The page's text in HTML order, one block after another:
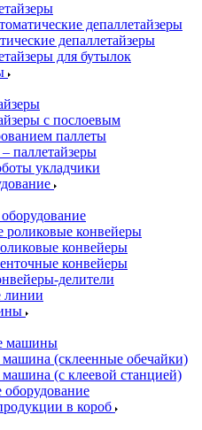
депаллетайзеры
депаллетайзеры
для бутылок
с послоевым
паллеты
паллетайзеры
укладчики
конвейеры
конвейеры
конвейеры
делители
линии
машины
(склеенные обечайки)
(с клеевой станцией)
в короб